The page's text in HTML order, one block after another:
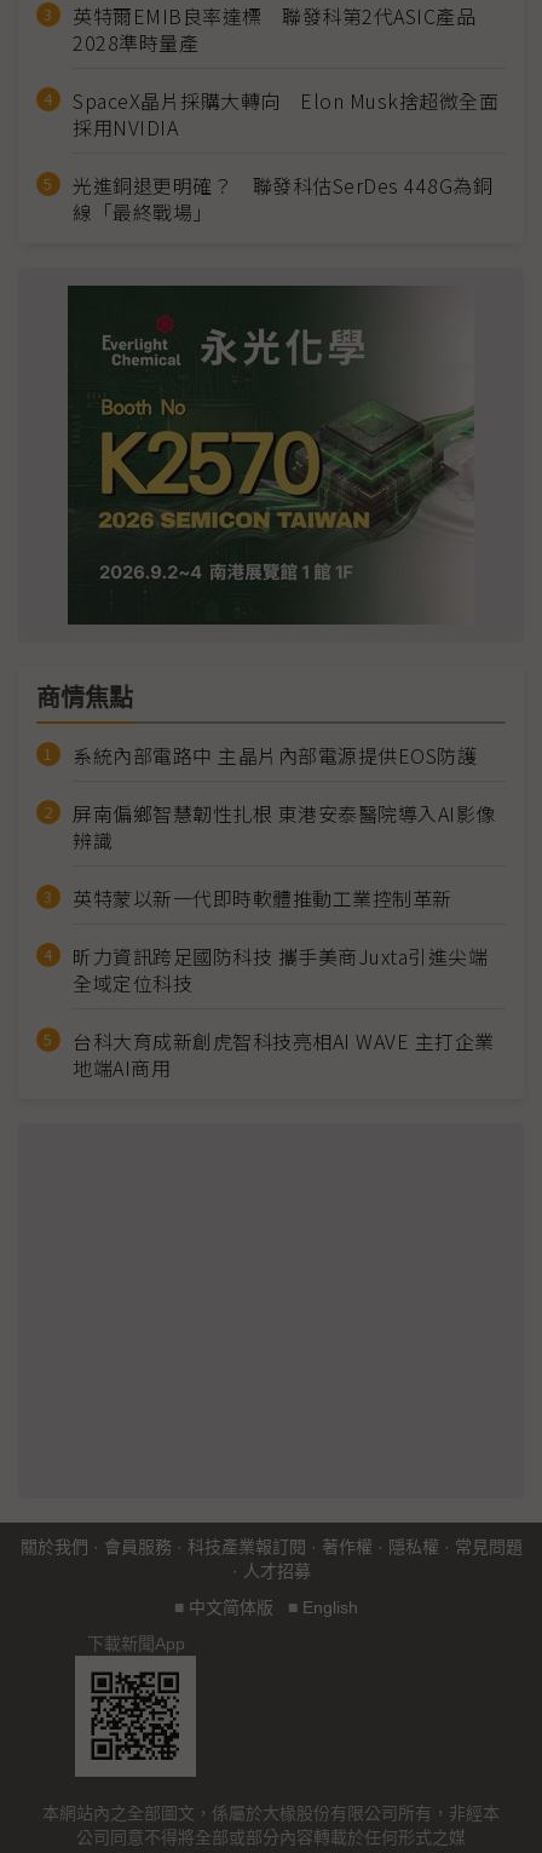
英特爾EMIB良率達標 聯發科第2代ASIC產品
2028準時量產
SpaceX晶片採購大轉向 Elon Musk捨超微全面
採用NVIDIA
光進銅退更明確？ 聯發科估SerDes 448G為銅
線「最終戰場」
商情焦點
系統內部電路中 主晶片內部電源提供EOS防護
屏南偏鄉智慧韌性扎根 東港安泰醫院導入AI影像
辨識
英特蒙以新一代即時軟體推動工業控制革新
昕力資訊跨足國防科技 攜手美商Juxta引進尖端
全域定位科技
台科大育成新創虎智科技亮相AI WAVE 主打企業
地端AI商用
關於我們 · 會員服務 · 科技產業報訂閱 · 著作權 · 隱私權 · 常見問題
· 人才招募
■ 中文简体版 ■ English
下載新聞App
本網站內之全部圖文，係屬於大椽股份有限公司所有，非經本
公司同意不得將全部或部分內容轉載於任何形式之媒